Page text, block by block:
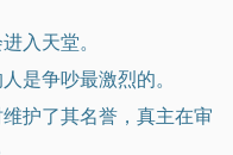
入天堂。
是争吵最激烈的。
护了其名誉，真主在审